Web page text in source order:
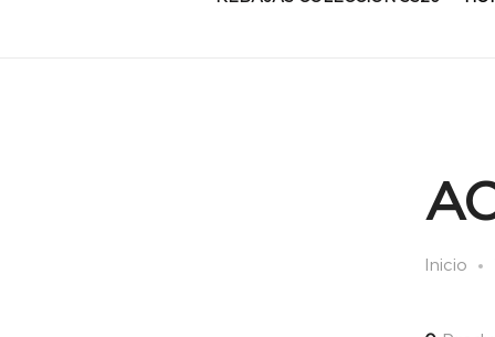
Inicio